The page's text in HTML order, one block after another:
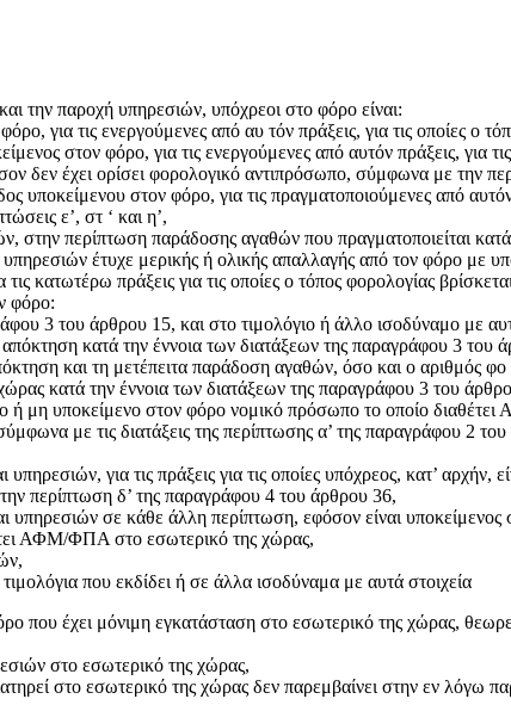
την παροχή υπηρεσιών, υπόχρεοι στο φόρο είναι:
για τις ενεργούμενες από αυ τόν πράξεις, για τις οποίες ο
στον φόρο, για τις ενεργούμενες από αυτόν πράξεις, για
δεν έχει ορίσει φορολογικό αντιπρόσωπο, σύμφωνα με την
στον φόρο, για τις πραγματοποιούμενες από
ε’, στ ‘ και η’,
στην περίπτωση παράδοσης αγαθών που πραγματοποιείται
έτυχε μερικής ή ολικής απαλλαγής από τον φόρο με
κατωτέρω πράξεις για τις οποίες ο τόπος φορολογίας
φόρο:
3 του άρθρου 15, και στο τιμολόγιο ή άλλο ισοδύναμο με αυτό
κατά την έννοια των διατάξεων της παραγράφου 3
και τη μετέπειτα παράδοση αγαθών, όσο και ο αριθμός
κατά την έννοια των διατάξεων της παραγράφου 3 του
ή μη υποκείμενο στον φόρο νομικό πρόσωπο το οποίο
με τις διατάξεις της περίπτωσης α’ της παραγράφου 2
για τις πράξεις για τις οποίες υπόχρεος, κατ’
περίπτωση δ’ της παραγράφου 4 του άρθρου 36,
σε κάθε άλλη περίπτωση, εφόσον είναι
ΑΦΜ/ΦΠΑ στο εσωτερικό της χώρας,
που εκδίδει ή σε άλλα ισοδύναμα με αυτά στοιχεία
που έχει μόνιμη εγκατάσταση στο εσωτερικό της χώρας,
στο εσωτερικό της χώρας,
στο εσωτερικό της χώρας δεν παρεμβαίνει στην εν λόγω